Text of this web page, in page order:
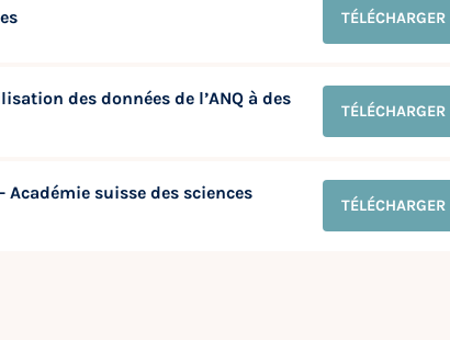
TÉLÉCHARGER
des données de l’ANQ à des
TÉLÉCHARGER
Académie suisse des sciences
TÉLÉCHARGER